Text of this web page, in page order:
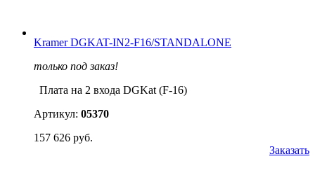
Kramer DGKAT-IN2-F16/STANDALONE
только под заказ!
Плата на 2 входа DGKat (F-16)
Артикул: 05370
157 626 руб.
Заказать